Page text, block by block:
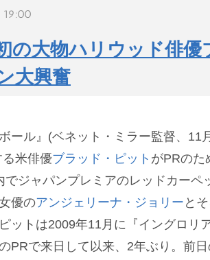
の大物ハリウッド俳
大興奮
ール』(ベネット・ミラー監督、11
米俳優ブラッド・ピット がPRのた
でジャパンプレミアのレッドカーペ
優のアンジェリーナ・ジョリー と
ットは2009年11月に『イングロリ
PRで来日して以来、2年ぶり。前